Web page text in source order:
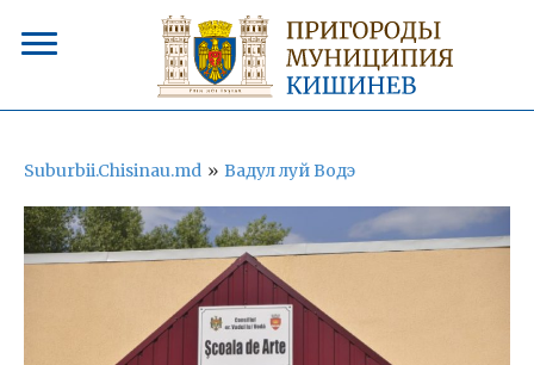
Suburbii.Chisinau.md » Вадул луй Водэ